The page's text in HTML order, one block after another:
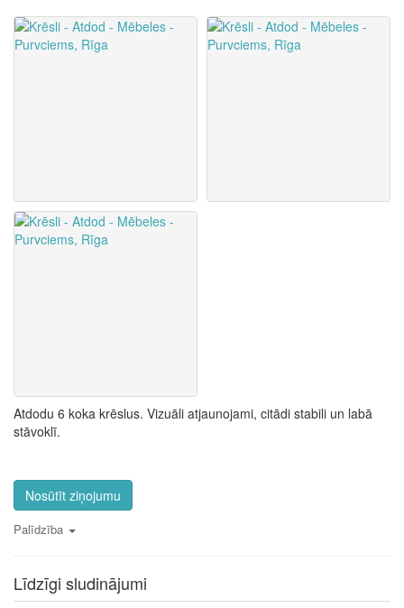
Atdodu 6 koka krēslus. Vizuāli atjaunojami, citādi stabili un labā
stāvoklī.
Nosūtīt ziņojumu
Palīdzība
Līdzīgi sludinājumi